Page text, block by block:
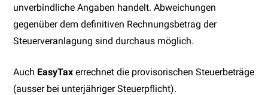
unverbindliche Angaben handelt. Abweichungen
gegenüber dem definitiven Rechnungsbetrag der
Steuerveranlagung sind durchaus möglich.
Auch EasyTax errechnet die provisorischen Steuerbeträge
(ausser bei unterjähriger Steuerpflicht).